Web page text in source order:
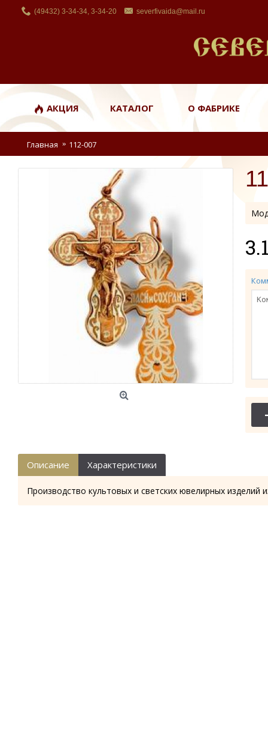
(49432) 3-34-34, 3-34-20 severfivaida@mail.ru
АКЦИЯ КАТАЛОГ О ФАБРИКЕ
Главная 112-007
-
Описание Характеристики
Производство культовых и светских ювелирных изделий